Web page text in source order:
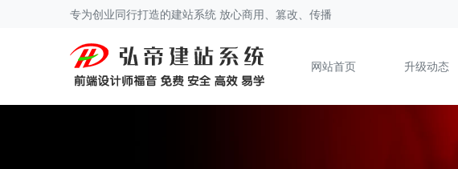
专为创业同行打造的建站系统 放心商用、篡改、传播
网站首页 升级动态